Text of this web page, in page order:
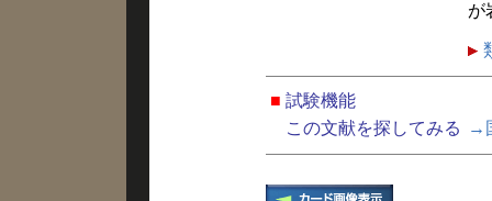
が
■ 試験機能
この文献を探してみる
→